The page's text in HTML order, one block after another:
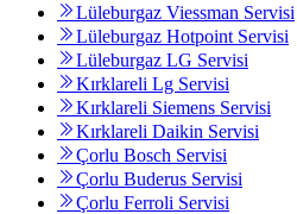
Lüleburgaz Viessman Servisi
Lüleburgaz Hotpoint Servisi
Lüleburgaz LG Servisi
Kırklareli Lg Servisi
Kırklareli Siemens Servisi
Kırklareli Daikin Servisi
Çorlu Bosch Servisi
Çorlu Buderus Servisi
Çorlu Ferroli Servisi